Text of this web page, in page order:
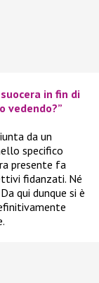
in fin di
vedendo?”
da un
specifico
presente fa
fidanzati. Né
qui dunque si è